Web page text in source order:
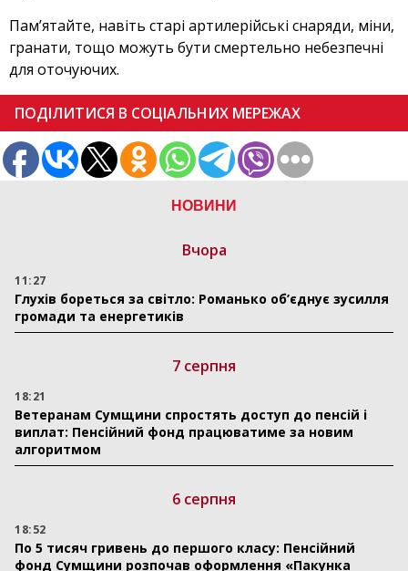
НОВИНИ
Вчора
11:27
Глухів бореться за світло: Романько об’єднує зусилля
громади та енергетиків
7 серпня
18:21
Ветеранам Сумщини спростять доступ до пенсій і
виплат: Пенсійний фонд працюватиме за новим
алгоритмом
6 серпня
18:52
По 5 тисяч гривень до першого класу: Пенсійний
фонд Сумщини розпочав оформлення «Пакунка
Пам’ятайте, навіть старі артилерійські снаряди, міни,
гранати, тощо можуть бути смертельно небезпечні
для оточуючих.
ПОДІЛИТИСЯ В СОЦІАЛЬНИХ МЕРЕЖАХ